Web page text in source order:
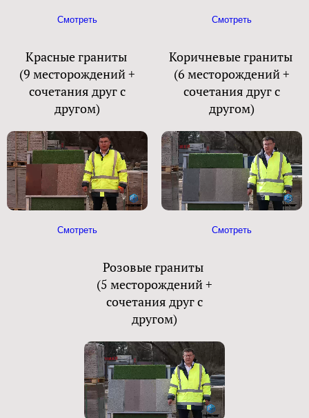
Смотреть Смотреть
Красные граниты
(9 месторождений +
сочетания друг с
другом)
Смотреть
Коричневые граниты
(6 месторождений +
сочетания друг с
другом)
Смотреть
Розовые граниты
(5 месторождений +
сочетания друг с
другом)